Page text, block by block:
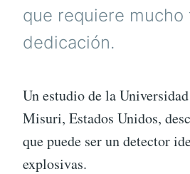
que requiere mucho
dedicación.
Un estudio de la
Misuri, Estados Unidos,
que puede ser un detector
explosivas.